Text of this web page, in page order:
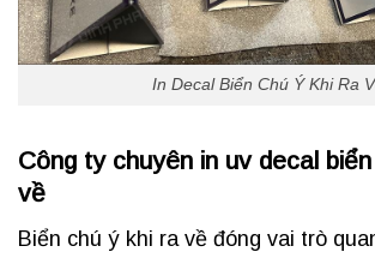
In Decal Biển Chú Ý Khi Ra
Công ty chuyên in uv decal
về
Biển chú ý khi ra về đóng vai trò